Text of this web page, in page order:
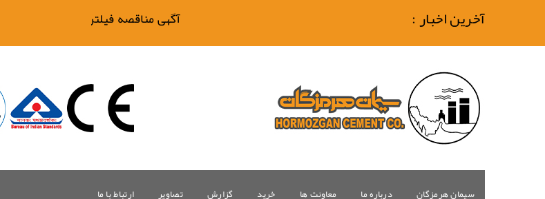
آخرین اخبار : آگهی مناقصه فیلتر بیگ وان
ارتباط با ما تصاویر گزارش خرید معاونت ها درباره ما سیمان هرمزگان